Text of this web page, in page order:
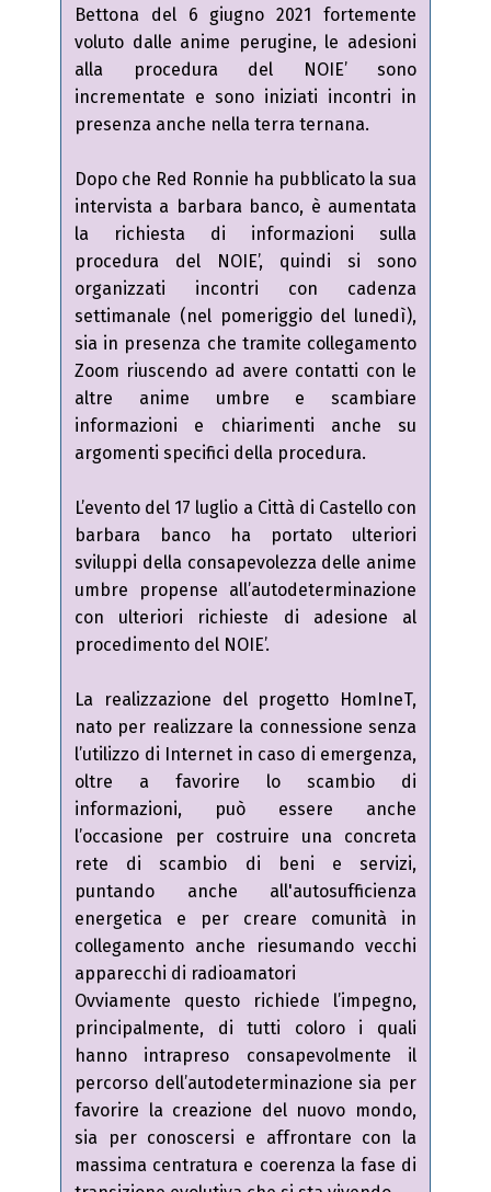
Bettona del 6 giugno 2021 fortemente
voluto dalle anime perugine, le adesioni
alla procedura del NOIE’ sono
incrementate e sono iniziati incontri in
presenza anche nella terra ternana.
Dopo che Red Ronnie ha pubblicato la sua
intervista a barbara banco, è aumentata
la richiesta di informazioni sulla
procedura del NOIE’, quindi si sono
organizzati incontri con cadenza
settimanale (nel pomeriggio del lunedì),
sia in presenza che tramite collegamento
Zoom riuscendo ad avere contatti con le
altre anime umbre e scambiare
informazioni e chiarimenti anche su
argomenti specifici della procedura.
L’evento del 17 luglio a Città di Castello con
barbara banco ha portato ulteriori
sviluppi della consapevolezza delle anime
umbre propense all’autodeterminazione
con ulteriori richieste di adesione al
procedimento del NOIE’.
La realizzazione del progetto HomIneT,
nato per realizzare la connessione senza
l’utilizzo di Internet in caso di emergenza,
oltre a favorire lo scambio di
informazioni, può essere anche
l’occasione per costruire una concreta
rete di scambio di beni e servizi,
puntando anche all'autosufficienza
energetica e per creare comunità in
collegamento anche riesumando vecchi
apparecchi di radioamatori
Ovviamente questo richiede l’impegno,
principalmente, di tutti coloro i quali
hanno intrapreso consapevolmente il
percorso dell’autodeterminazione sia per
favorire la creazione del nuovo mondo,
sia per conoscersi e affrontare con la
massima centratura e coerenza la fase di